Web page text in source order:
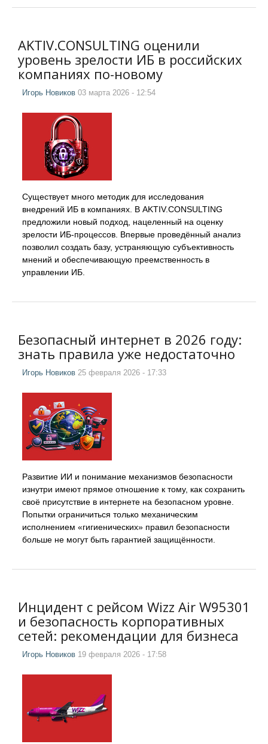
AKTIV.CONSULTING оценили
уровень зрелости ИБ в российских
компаниях по-новому
Игорь Новиков 03 марта 2026 - 12:54
Существует много методик для исследования
внедрений ИБ в компаниях. В AKTIV.CONSULTING
предложили новый подход, нацеленный на оценку
зрелости ИБ-процессов. Впервые проведённый анализ
позволил создать базу, устраняющую субъективность
мнений и обеспечивающую преемственность в
управлении ИБ.
Безопасный интернет в 2026 году:
знать правила уже недостаточно
Игорь Новиков 25 февраля 2026 - 17:33
Развитие ИИ и понимание механизмов безопасности
изнутри имеют прямое отношение к тому, как сохранить
своё присутствие в интернете на безопасном уровне.
Попытки ограничиться только механическим
исполнением «гигиенических» правил безопасности
больше не могут быть гарантией защищённости.
Инцидент с рейсом Wizz Air W95301
и безопасность корпоративных
сетей: рекомендации для бизнеса
Игорь Новиков 19 февраля 2026 - 17:58